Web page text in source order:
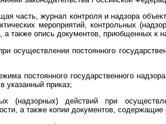
часть, журнал контроля и надзора
мероприятий, контрольных
а также опись документов, приобщенных к
осуществлении постоянного
постоянного государственного
указанный приказ;
(надзорных) действий при
а также копии документов,